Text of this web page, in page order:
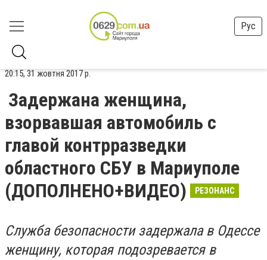
Рус
20:15, 31 жовтня 2017 р.
Задержана женщина,
взорвавшая автомобиль с
главой контрразведки
областного СБУ в Мариуполе
(ДОПОЛНЕНО+ВИДЕО)
РЕЗОНАНС
Служба безопасности задержала в Одессе
женщину, которая подозревается в